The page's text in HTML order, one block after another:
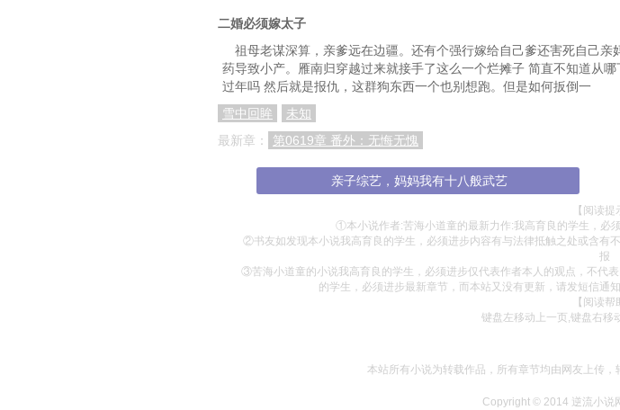
第139章 一个电话就能搞定 第140章 惹祸了
第142章 莫要小看纪云洲 第143章 跟着
第145章 有些事情该考虑了
第148章 道德绑架
第151章 现在知道怕了
第155章 调查
第157章 到底出什么事儿了？ 第158章 证
第160章 太突然、太不正常了 第161章 事
第164章 有压
第169章 随时准备抄底 第170章 早
第173章 以为的
二婚必须嫁太子
祖母老谋深算，亲爹远在边疆。还有个强行嫁给自己爹还害死自己
药导致小产。雁南归穿越过来就接手了这么一个烂摊子 简直不知道从
过年吗 然后就是报仇，这群狗东西一个也别想跑。但是如何扳倒一
雪中回眸
未知
最新章：
第0619章 番外：无悔无愧
亲子综艺，妈妈我有十八般武艺
【阅读提
①本小说作者:苦海小道童的最新力作:我高育良的学生，必
②书友如发现本小说我高育良的学生，必须进步内容有与法律抵触之处或含有
报
③苦海小道童的小说我高育良的学生，必须进步仅代表作者本人的观点，不代
的学生，必须进步最新章节，而本站又没有更新，请发短信通
【阅读帮
键盘左移动上一页,键盘右移
本站所有小说为转载作品，所有章节均由网友上传，
Copyright © 2014 逆流小说